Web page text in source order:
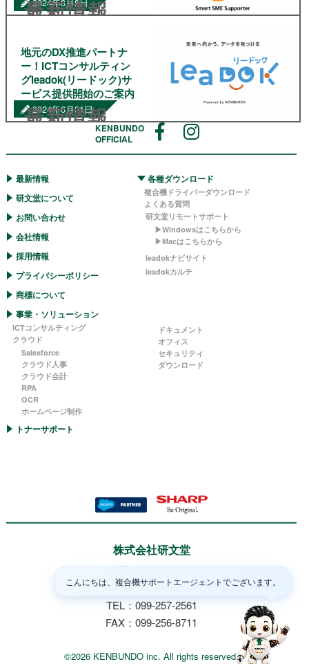
らに、当社のDXサポート専
任者5人が「認定ESGアドバ
最新情報
業省より中小企業IT支援制
度「スマートSMEサポータ
ー」 として認定されまし
た。認定により、デジタル
化に取り組む中小企業のお
客様に、より手厚いサポー
トを実現することができる
ようになりました。 ◇ス
[…]
地元のDX推進パートナ
ー！ICTコンサルティン
グleadok(リードック)サ
ービス提供開始のご案内
2024年6月21日
最新情報
平素より格別のお引き立て
を賜り、厚く御礼申し上げ
ます。 さて、弊社は、普段
より複合機やクラウドサー
ビスを販売させていただい
中小企業のDXを推進する
ICTコンサルティング業務
「leadok（リードッ […]
KENBUNDO
OFFICIAL
最新情報
研文堂について
お問い合わせ
会社情報
採用情報
プライバシーポリシー
商標について
事業・ソリューション
ICTコンサルティング
クラウド
Salesforce
クラウド人事
クラウド会計
RPA
OCR
ホームページ制作
ドキュメント
オフィス
セキュリティ
ダウンロード
各種ダウンロード
複合機ドライバーダウンロード
よくある質問
研文堂リモートサポート
▶︎Windowsはこちらから
▶︎Macはこちらから
leadokナビサイト
leadokカルテ
トナーサポート
株式会社研文堂
本社：〒890-0054
鹿児島県鹿児島市荒田2丁目7-11
TEL：099-257-2561
FAX：099-256-8711
©2026 KENBUNDO inc. All rights reserved.
こんにちは、複合機サポートエージェントでございます。